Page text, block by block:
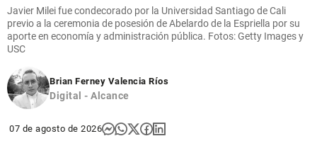
Javier Milei fue condecorado por la Universidad Santiago de Cali
previo a la ceremonia de posesión de Abelardo de la Espriella por su
aporte en economía y administración pública. Fotos: Getty Images y
USC
Brian Ferney Valencia Ríos
Digital - Alcance
07 de agosto de 2026